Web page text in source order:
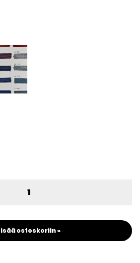
ostoskoriin »